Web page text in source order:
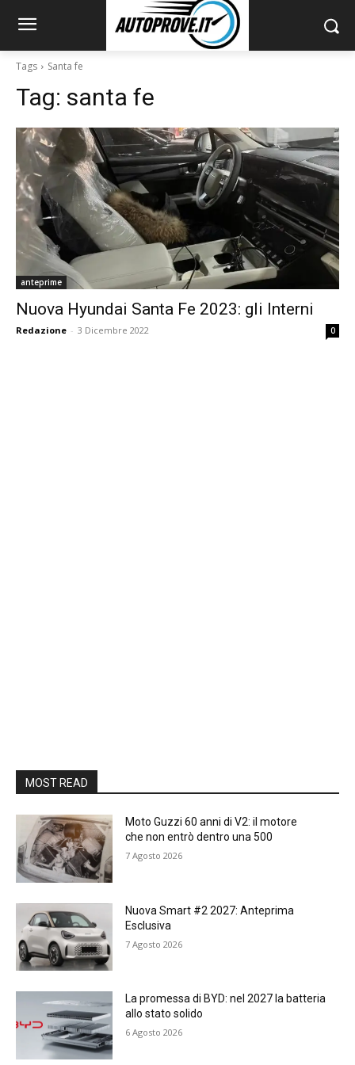
Tags Santa fe
Tag: santa fe
anteprime
Nuova Hyundai Santa Fe 2023: gli Interni
Redazione - 3 Dicembre 2022 0
MOST READ
Moto Guzzi 60 anni di V2: il motore
che non entrò dentro una 500
7 Agosto 2026
Nuova Smart #2 2027: Anteprima
Esclusiva
7 Agosto 2026
La promessa di BYD: nel 2027 la batteria
allo stato solido
6 Agosto 2026